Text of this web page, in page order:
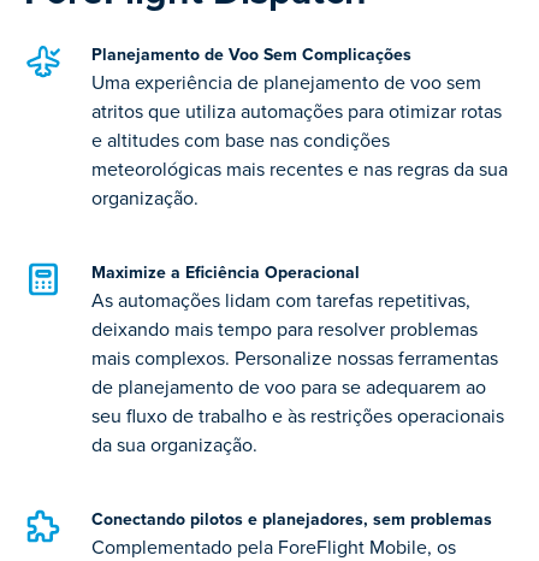
Planejamento de Voo Sem Complicações
Uma experiência de planejamento de voo sem
atritos que utiliza automações para otimizar rotas
e altitudes com base nas condições
meteorológicas mais recentes e nas regras da sua
organização.
Maximize a Eficiência Operacional
As automações lidam com tarefas repetitivas,
deixando mais tempo para resolver problemas
mais complexos. Personalize nossas ferramentas
de planejamento de voo para se adequarem ao
seu fluxo de trabalho e às restrições operacionais
da sua organização.
Conectando pilotos e planejadores, sem problemas
Complementado pela ForeFlight Mobile, os